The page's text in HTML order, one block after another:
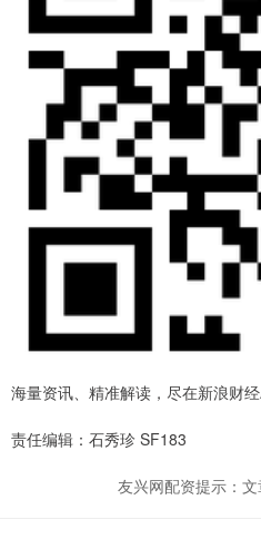
海量资讯、精准解读，尽在新浪财
责任编辑：石秀珍 SF183
友兴网配资提示：文